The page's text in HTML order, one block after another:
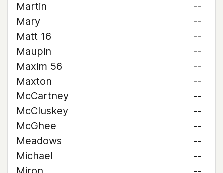
Martin
--
Mary
--
Matt 16
--
Maupin
--
Maxim 56
--
Maxton
--
McCartney
--
McCluskey
--
McGhee
--
Meadows
--
Michael
--
Miron
--